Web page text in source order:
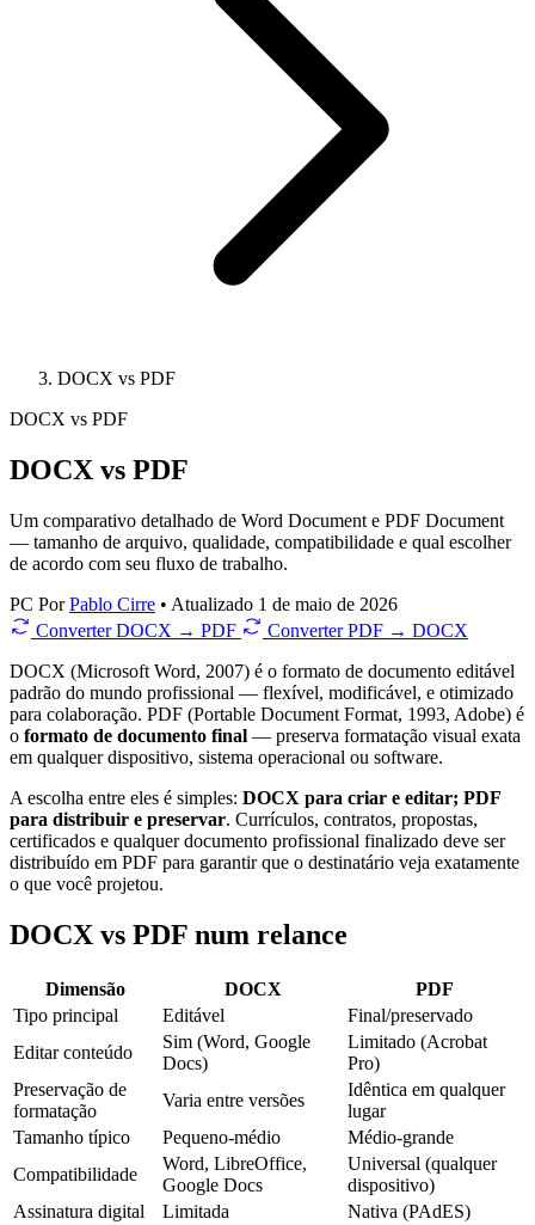
DOCX vs PDF
DOCX vs PDF
DOCX vs PDF
Um comparativo detalhado de Word Document e PDF Document
— tamanho de arquivo, qualidade, compatibilidade e qual escolher
de acordo com seu fluxo de trabalho.
PC PorPablo Cirre • Atualizado 1 de maio de 2026
Converter DOCX → PDF
Converter PDF → DOCX
DOCX (Microsoft Word, 2007) é o formato de documento editável
padrão do mundo profissional — flexível, modificável, e otimizado
para colaboração. PDF (Portable Document Format, 1993, Adobe) é
o formato de documento final — preserva formatação visual exata
em qualquer dispositivo, sistema operacional ou software.
A escolha entre eles é simples: DOCX para criar e editar; PDF
para distribuir e preservar. Currículos, contratos, propostas,
certificados e qualquer documento profissional finalizado deve ser
distribuído em PDF para garantir que o destinatário veja exatamente
o que você projetou.
DOCX vs PDF num relance
Dimensão DOCX
PDF
Tipo principal
Editável
Final/preservado
Editar conteúdo
Sim (Word, Google
Docs)
Limitado (Acrobat
Pro)
Preservação de
formatação
Varia entre versões
Idêntica em qualquer
lugar
Tamanho típico
Pequeno-médio
Médio-grande
Compatibilidade
Word, LibreOffice,
Google Docs
Universal (qualquer
dispositivo)
Assinatura digital
Limitada
Nativa (PAdES)